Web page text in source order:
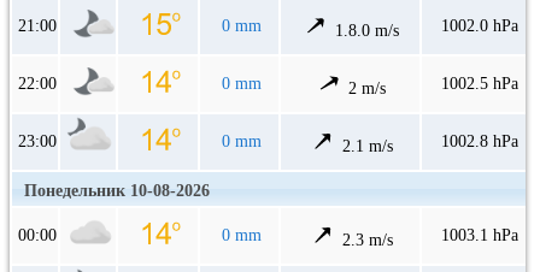
21:00 0 mm 1.8.0 m/s 1002.0 hPa
22:00 0 mm 2 m/s 1002.5 hPa
23:00 0 mm 2.1 m/s 1002.8 hPa
Понедельник 10-08-2026
00:00 0 mm 2.3 m/s 1003.1 hPa